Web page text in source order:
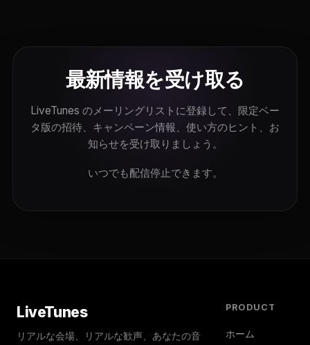
最新情報を受け取る
LiveTunes のメーリングリストに登録して、限定ベー
タ版の招待、キャンペーン情報、使い方のヒント、お
知らせを受け取りましょう。
いつでも配信停止できます。
LiveTunes
リアルな会場、リアルな歓声、あなたの音
PRODUCT
ホーム